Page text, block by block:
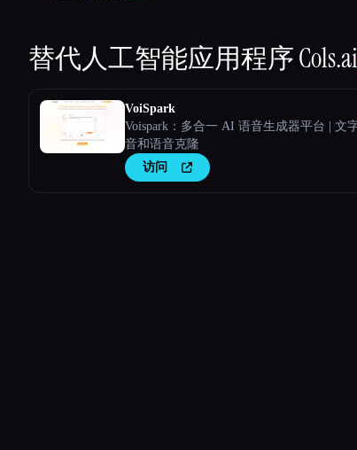
替代人工智能应用程序Cols.ai
VoiSpark
Voispark：多合一 AI 语音生成器平台 | 文
音和语音克隆
访问